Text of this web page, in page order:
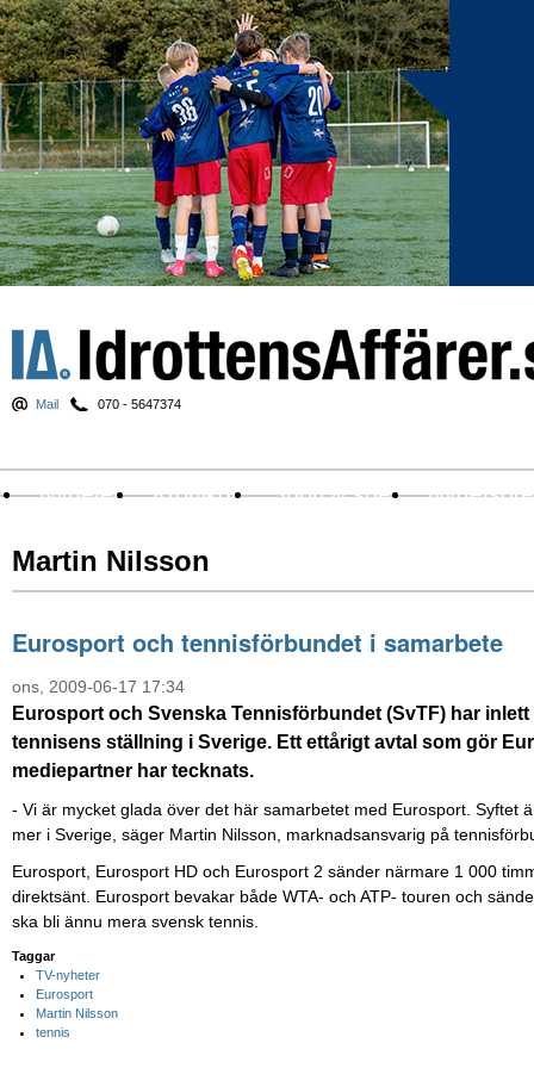
Mail 070 - 5647374
Nyheter Krönikor Sport & spel
Martin Nilsson
Eurosport och tennisförbundet i samarbete
ons, 2009-06-17 17:34
Eurosport och Svenska Tennisförbundet (SvTF) har
tennisens ställning i Sverige. Ett ettårigt avtal som gör
mediepartner har tecknats.
- Vi är mycket glada över det här samarbetet med Eurosport. Syftet
mer i Sverige, säger Martin Nilsson, marknadsansvarig på
Eurosport, Eurosport HD och Eurosport 2 sänder närmare 1 000
direktsänt. Eurosport bevakar både WTA- och ATP- touren och
ska bli ännu mera svensk tennis.
Taggar
TV-nyheter
Eurosport
Martin Nilsson
tennis